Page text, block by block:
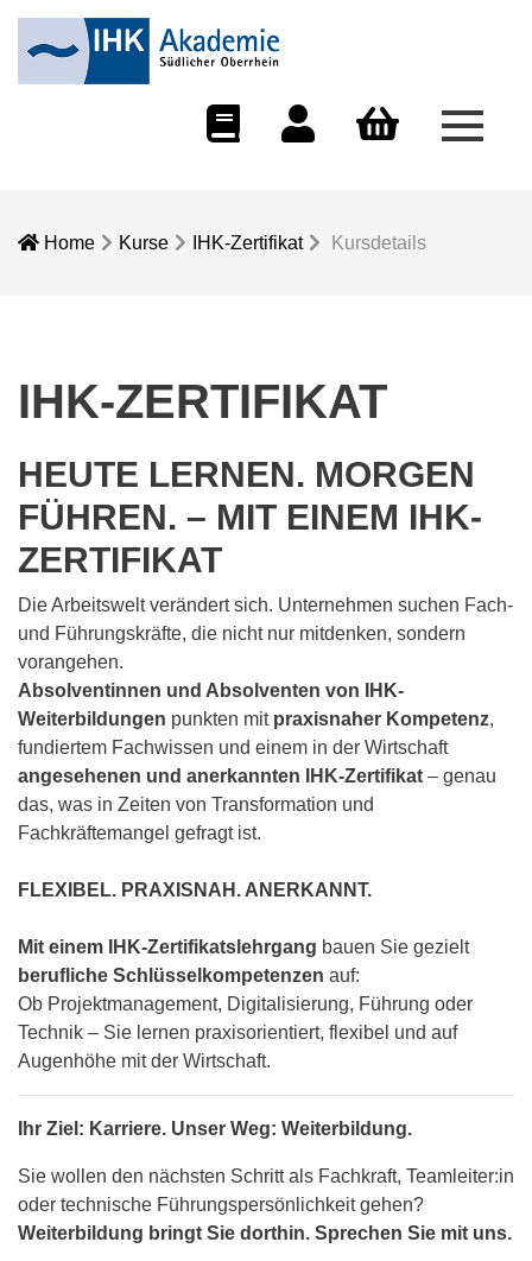
Menü
Home Kurse IHK-Zertifikat Kursdetails
IHK-ZERTIFIKAT
HEUTE LERNEN. MORGEN
FÜHREN. – MIT EINEM IHK-
ZERTIFIKAT
Die Arbeitswelt verändert sich. Unternehmen suchen Fach-
und Führungskräfte, die nicht nur mitdenken, sondern
vorangehen.
Absolventinnen und Absolventen von IHK-
Weiterbildungen punkten mit praxisnaher Kompetenz,
fundiertem Fachwissen und einem in der Wirtschaft
angesehenen und anerkannten IHK-Zertifikat – genau
das, was in Zeiten von Transformation und
Fachkräftemangel gefragt ist.
FLEXIBEL. PRAXISNAH. ANERKANNT.
Mit einem IHK-Zertifikatslehrgang bauen Sie gezielt
berufliche Schlüsselkompetenzen auf:
Ob Projektmanagement, Digitalisierung, Führung oder
Technik – Sie lernen praxisorientiert, flexibel und auf
Augenhöhe mit der Wirtschaft.
Ihr Ziel: Karriere. Unser Weg: Weiterbildung.
Sie wollen den nächsten Schritt als Fachkraft, Teamleiter:in
oder technische Führungspersönlichkeit gehen?
Weiterbildung bringt Sie dorthin. Sprechen Sie mit uns.